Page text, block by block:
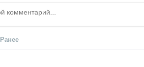
Ранее